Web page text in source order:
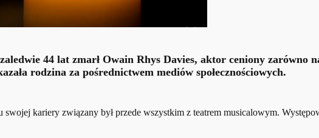
44 lat zmarł Owain Rhys Davies, aktor ceniony zarówno
rodzina za pośrednictwem mediów społecznościowych.
kariery związany był przede wszystkim z teatrem musicalowym.